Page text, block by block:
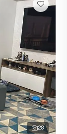
28